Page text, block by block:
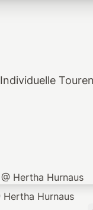
Individuelle Touren